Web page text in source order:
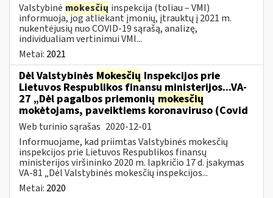
Valstybinė mokesčių inspekcija (toliau – VMI)
informuoja, jog atliekant įmonių, įtrauktų į 2021 m.
nukentėjusių nuo COVID-19 sąrašą, analizę,
individualiam vertinimui VMI...
Metai: 2021
Dėl Valstybinės Mokesčių Inspekcijos prie
Lietuvos Respublikos finansų ministerijos...VA-
27 „Dėl pagalbos priemonių mokesčių
mokėtojams, paveiktiems koronaviruso (Covid
Web turinio sąrašas 2020-12-01
Informuojame, kad priimtas Valstybinės mokesčių
inspekcijos prie Lietuvos Respublikos finansų
ministerijos viršininko 2020 m. lapkričio 17 d. įsakymas
VA-81 „Dėl Valstybinės mokesčių inspekcijos...
Metai: 2020